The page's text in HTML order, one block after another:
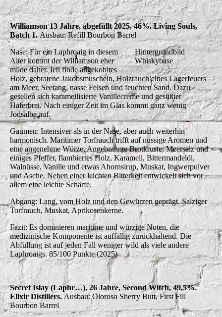
Williamson 13 Jahre, abgefüllt 2025, 46%. Living Souls,
Batch 1.Ausbau: Refill Bourbon Barrel
Hintergrundbild
Whiskybase
Nase: Für ein Laphroaig in diesem
Alter kommt der Williamson eher
milde daher. Ich finde angekohltes
Holz, gebratene Jakobsmuscheln, Holzrauch eines Lagerfeuers
am Meer, Seetang, nasse Felsen und feuchten Sand. Dazu
gesellen sich karamellisierte Vanillecreme und gesüßter
Haferbrei. Nach einiger Zeit im Glas kommt ganz wenig
Jodsalbe auf.
Gaumen: Intensiver als in der Nase, aber auch weiterhin
harmonisch. Maritimer Torfrauch trifft auf nussige Aromen und
eine angenehme Würze. Angebrannte Brotkruste, Meersalz und
einiges Pfeffer, flambiertes Holz, Karamell, Bittermandelöl,
Walnüsse, Vanille und etwas Ahornsirup, Muskat, Ingwerpulver
und Asche. Neben einer leichten Bitterkeit entwickelt sich vor
allem eine leichte Schärfe.
Abgang: Lang, vom Holz und den Gewürzen geprägt. Salziger
Torfrauch, Muskat, Aprikosenkerne.
Fazit: Es dominieren maritime und würzige Noten, die
medizinische Komponente ist auffällig zurückhaltend. Die
Abfüllung ist auf jeden Fall weniger wild als viele andere
Laphroaigs. 85/100 Punkte (2025)
Secret Islay (Laphr…), 26 Jahre, Second Witch, 49,5%.
Elixir Distillers.Ausbau: Oloroso Sherry Butt, First Fill
Bourbon Barrel